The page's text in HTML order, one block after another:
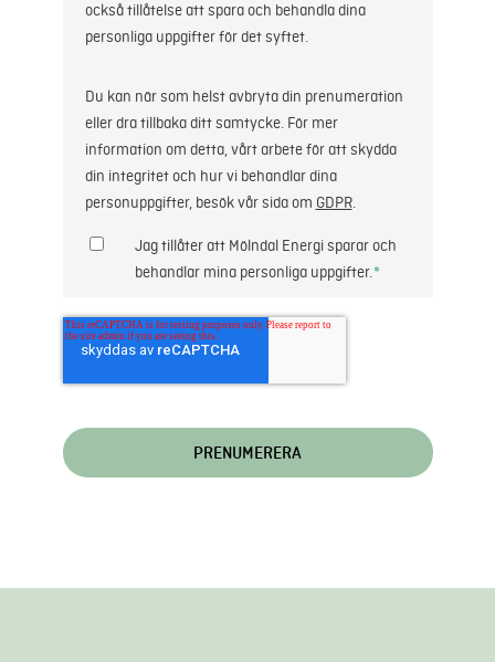
också tillåtelse att spara och behandla dina
personliga uppgifter för det syftet.
Jag tillåter att Mölndal Energi sparar och
behandlar mina personliga uppgifter.*
Du kan när som helst avbryta din prenumeration
eller dra tillbaka ditt samtycke. För mer
information om detta, vårt arbete för att skydda
din integritet och hur vi behandlar dina
personuppgifter, besök vår sida om GDPR.